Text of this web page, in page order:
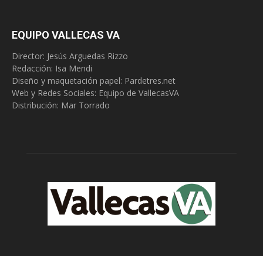
EQUIPO VALLECAS VA
Director: Jesús Arguedas Rizzo
Redacción: Isa Mendi
Diseño y maquetación papel: Pardetres.net
Web y Redes Sociales: Equipo de VallecasVA
Distribución: Mar Torrado